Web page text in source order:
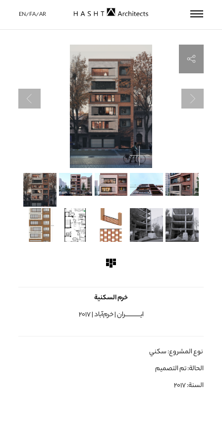
EN/FA/AR
خرم السكنية
ایـــــــــــــــران | خرم‌آباد | 2017
نوع المشروع: سكني
الحالة: تم التصمیم
السنة: 2017